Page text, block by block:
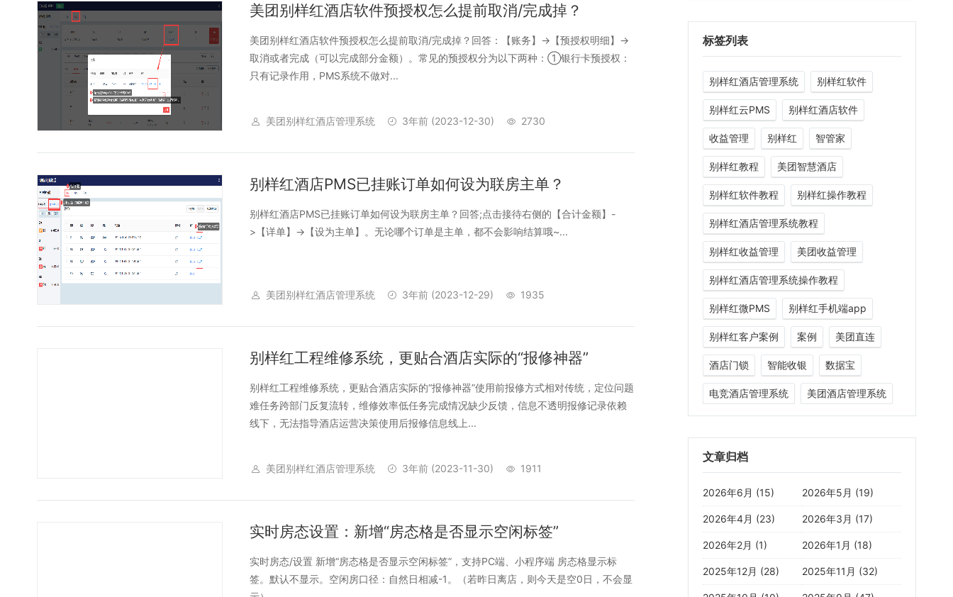
美团别样红酒店软件预授权怎么提前取消/完成掉？
美团别样红酒店软件预授权怎么提前取消/完成掉？回答：【账务】->【预授权明细】->
取消或者完成（可以完成部分金额）。常见的预授权分为以下两种：①银行卡预授权：
只有记录作用，PMS系统不做对...
美团别样红酒店管理系统 3年前 (2023-12-30) 2730
别样红酒店PMS已挂账订单如何设为联房主单？
别样红酒店PMS已挂账订单如何设为联房主单？回答;点击接待右侧的【合计金额】-
>【详单】->【设为主单】。无论哪个订单是主单，都不会影响结算哦~...
美团别样红酒店管理系统 3年前 (2023-12-29) 1935
别样红工程维修系统，更贴合酒店实际的“报修神器”
别样红工程维修系统，更贴合酒店实际的“报修神器”使用前报修方式相对传统，定位问题
难任务跨部门反复流转，维修效率低任务完成情况缺少反馈，信息不透明报修记录依赖
线下，无法指导酒店运营决策使用后报修信息线上...
美团别样红酒店管理系统 3年前 (2023-11-30) 1911
实时房态设置：新增“房态格是否显示空闲标签”
实时房态/设置 新增“房态格是否显示空闲标签”，支持PC端、小程序端 房态格显示标
签。默认不显示。空闲房口径：自然日相减-1。（若昨日离店，则今天是空0日，不会显
标签列表
别样红酒店管理系统 别样红软件
别样红云PMS 别样红酒店软件
收益管理 别样红 智管家
别样红教程 美团智慧酒店
别样红软件教程 别样红操作教程
别样红酒店管理系统教程
别样红收益管理 美团收益管理
别样红酒店管理系统操作教程
别样红微PMS 别样红手机端app
别样红客户案例 案例 美团直连
酒店门锁 智能收银 数据宝
电竞酒店管理系统 美团酒店管理系统
文章归档
2026年6月 (15) 2026年5月 (19)
2026年4月 (23) 2026年3月 (17)
2026年2月 (1) 2026年1月 (18)
2025年12月 (28) 2025年11月 (32)